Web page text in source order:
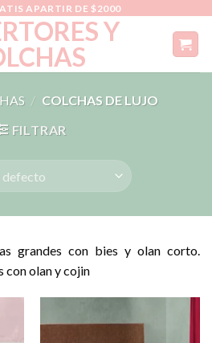
APARTIR DE $2000
Y
/ COLCHAS DE LUJO
FILTRAR
grandes con bies y olan corto.
con olan y cojin